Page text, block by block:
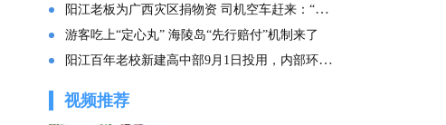
阳江老板为广西灾区捐物资 司机空车赶来：“免费拉！”
游客吃上“定心丸” 海陵岛“先行赔付”机制来了
阳江百年老校新建高中部9月1日投用，内部环境曝光
视频推荐